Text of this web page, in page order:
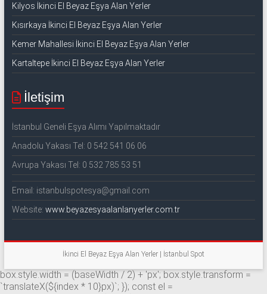
Kilyos İkinci El Beyaz Eşya Alan Yerler
Kısırkaya İkinci El Beyaz Eşya Alan Yerler
Kemer Mahallesi İkinci El Beyaz Eşya Alan Yerler
Kartaltepe İkinci El Beyaz Eşya Alan Yerler
İletişim
İstanbul Geneli Eşya Alımı Yapılmaktadır
Anadolu Yakası Tel: 0 542 541 06 06
Avrupa Yakası Tel: 0 532 785 53 51
Email: istanbulspotesya@gmail.com
Website: www.beyazesyaalanlanyerler.com.tr
İkinci El Beyaz Eşya Alan Yerler | İstanbul Spot
box.style.width = (baseWidth / 2) + 'px'; box.style.transform =
`translateX(${index * 10}px)`; }); const el =